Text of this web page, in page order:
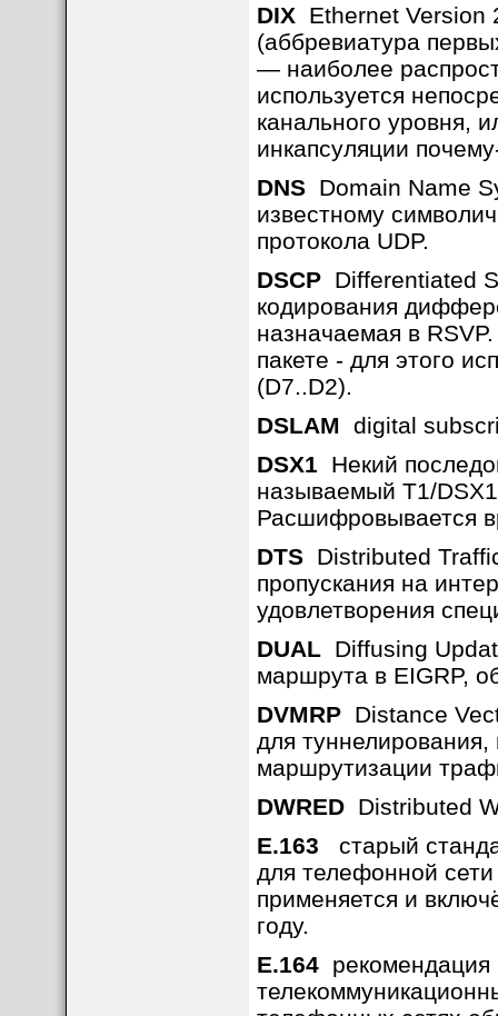
DIXEthernet Version
(аббревиатура
— наиболее
используется
канального уровня,
инкапсуляции
DNSDomain Name
известному
протокола UDP.
DSCPDifferentiated
кодирования
назначаемая в
пакете - для этого
(D7..D2).
DSLAM digital
DSX1 Некий
называемый T1/
Расшифровывается
DTSDistributed
пропускания на
удовлетворения
DUAL Diffusing
маршрута в EIGRP,
DVMRPDistance
для
маршрутизации
DWREDDistributed
E.163 старый
для телефонной
применяется и
году.
E.164рекомендация